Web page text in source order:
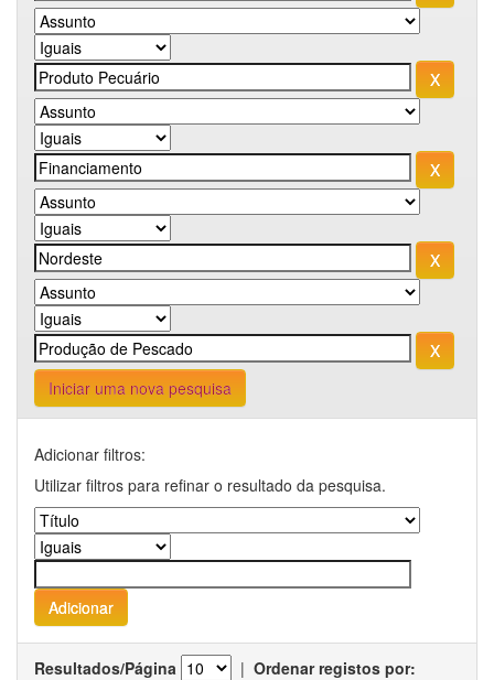
Iniciar uma nova pesquisa
Adicionar filtros:
Utilizar filtros para refinar o resultado da pesquisa.
Resultados/Página | Ordenar registos por: